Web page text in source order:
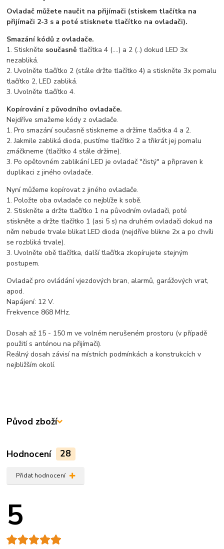
Ovladač můžete naučit na přijímači (stiskem tlačítka na
přijímači 2-3 s a poté stisknete tlačítko na ovladači).
Smazání kódů z ovladače.
1. Stiskněte současně tlačítka 4 (....) a 2 (..) dokud LED 3x
nezabliká.
2. Uvolněte tlačítko 2 (stále držte tlačítko 4) a stiskněte 3x pomalu
tlačítko 2, LED zabliká.
3. Uvolněte tlačítko 4.
Kopírování z původního ovladače.
Nejdříve smažeme kódy z ovladače.
1. Pro smazání současně stiskneme a držíme tlačitka 4 a 2.
2. Jakmile zabliká dioda, pustíme tlačítko 2 a třikrát jej pomalu
zmáčkneme (tlačítko 4 stále držíme).
3. Po opětovném zablikání LED je ovladač "čistý" a připraven k
duplikaci z jiného ovladače.
Nyní můžeme kopírovat z jiného ovladače.
1. Položte oba ovladače co nejblíže k sobě.
2. Stiskněte a držte tlačítko 1 na původním ovladači, poté
stiskněte a držte tlačítko 1 (asi 5 s) na druhém ovladači dokud na
něm nebude trvale blikat LED dioda (nejdříve blikne 2x a po chvíli
se rozbliká trvale).
3. Uvolněte obě tlačítka, další tlačítka zkopírujete stejným
postupem.
Ovladač pro ovládání vjezdových bran, alarmů, garážových vrat,
apod.
Napájení: 12 V.
Frekvence 868 MHz.
Dosah až 15 - 150 m ve volném nerušeném prostoru (v případě
použití s anténou na přijímači).
Reálný dosah závisí na místních podmínkách a konstrukcích v
nejbližším okolí.
Původ zboží
Hodnocení 28
Přidat hodnocení
5